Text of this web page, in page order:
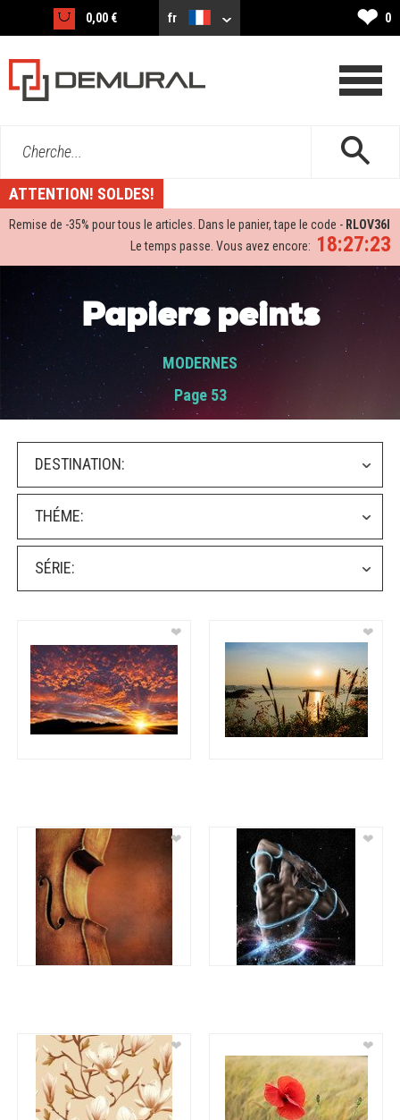
0,00 € fr ❤ 0
Cherche...
ATTENTION! SOLDES!
Remise de -35% pour tous le articles. Dans le panier, tape le code - RLOV36I
18:27:22
Le temps passe. Vous avez encore:
Papiers peints
MODERNES
Page 53
DESTINATION:
THÉME:
SÉRIE:
❤ ❤
❤ ❤
❤ ❤